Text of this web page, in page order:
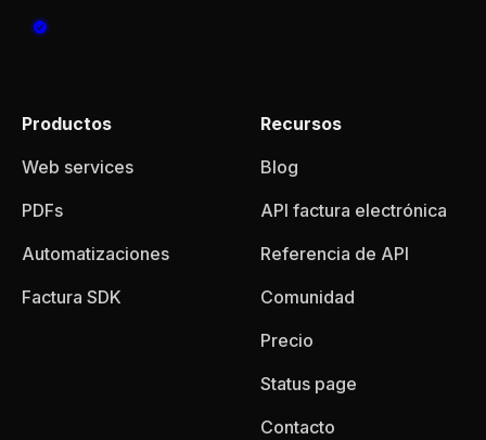
Productos
Web services
PDFs
Automatizaciones
Factura SDK
Recursos
Blog
API factura electrónica
Referencia de API
Comunidad
Precio
Status page
Contacto